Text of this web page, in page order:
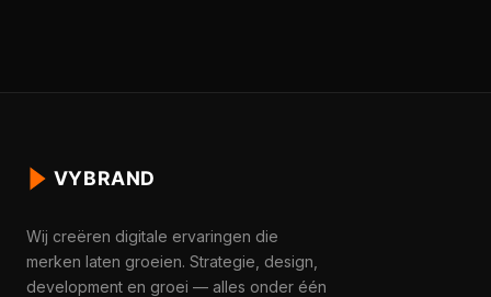
Wij creëren digitale ervaringen die
merken laten groeien. Strategie, design,
development en groei — alles onder één